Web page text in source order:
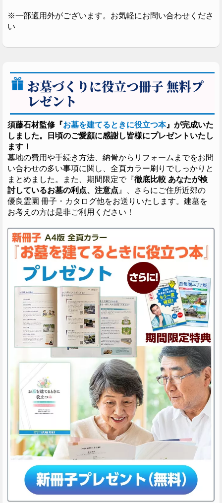
※一部適用外がございます。お気軽にお問い合わせくださ
い
お墓づくりに役立つ冊子 無料プ
レゼント
須藤石材監修『お墓を建てるときに役立つ本』が完成いた
しました。日頃のご愛顧に感謝し皆様にプレゼントいたし
ます！
墓地の費用や手続き方法、納骨からリフォームまでをお問
い合わせの多い事項に関し、全頁カラー刷りでしっかりと
まとめました。また、期間限定で『徹底比較 あなたが検
討しているお墓の利点、注意点 』、さらにご住所近郊の
優良霊園 冊子・カタログ他をお送りいたします。建墓を
お考えの方は是非ご利用ください！